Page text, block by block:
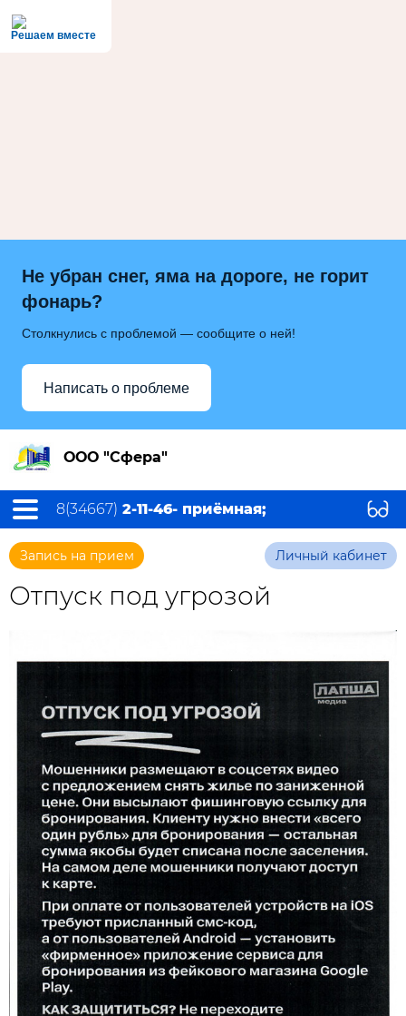
Решаем вместе
Не убран снег, яма на дороге, не горит
фонарь?
Столкнулись с проблемой — сообщите о ней!
Написать о проблеме
ООО "Сфера"
8(34667) 2-11-46- приёмная;
Запись на прием Личный кабинет
Отпуск под угрозой